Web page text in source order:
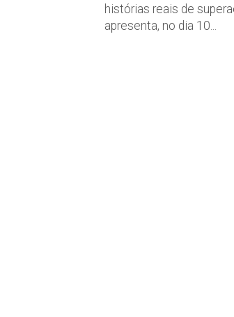
histórias reais de
apresenta, no dia 10...